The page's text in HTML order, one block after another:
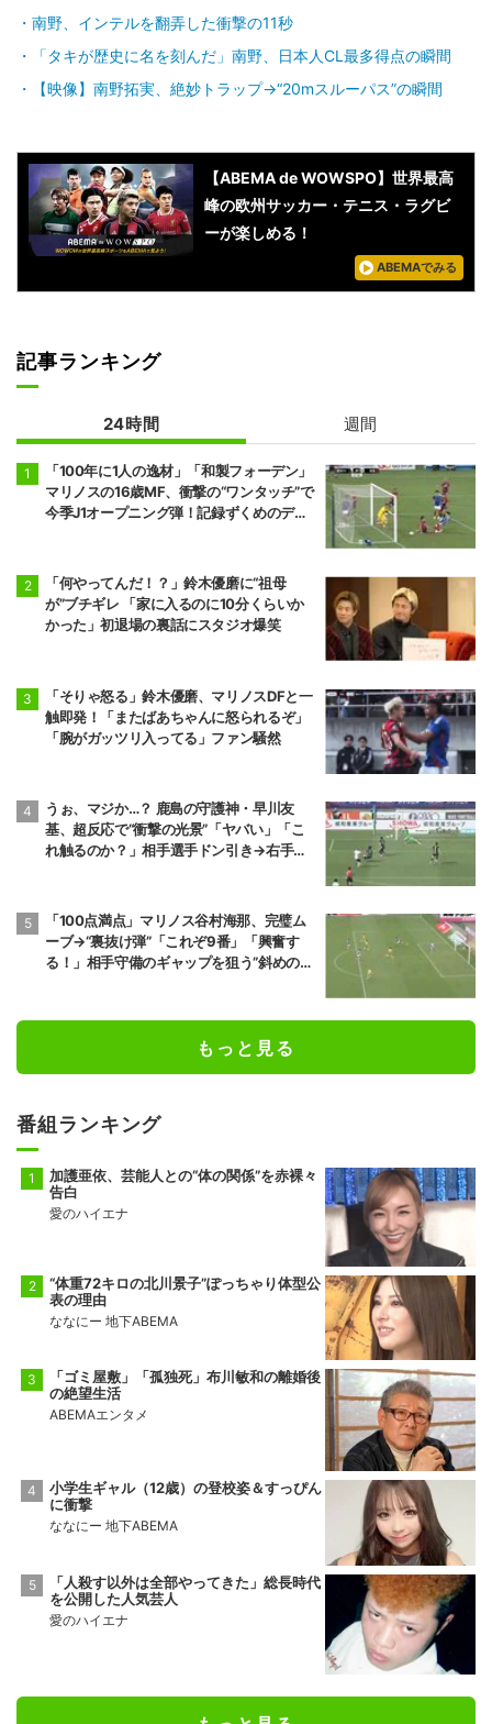
南野、インテルを翻弄した衝撃の11秒
「タキが歴史に名を刻んだ」南野、日本人CL最多得点の瞬間
【映像】南野拓実、絶妙トラップ→“20mスルーパス”の瞬間
【ABEMA de WOWSPO】世界最高
峰の欧州サッカー・テニス・ラグビ
ーが楽しめる！
ABEMAでみる
記事ランキング
24時間 週間
「100年に1人の逸材」「和製フォーデン」
マリノスの16歳MF、衝撃の“ワンタッチ”で
今季J1オープニング弾！記録ずくめのデビ
「何やってんだ！？」鈴木優磨に“祖母
が”ブチギレ 「家に入るのに10分くらいか
かった」初退場の裏話にスタジオ爆笑
「そりゃ怒る」鈴木優磨、マリノスDFと一
触即発！「またばあちゃんに怒られるぞ」
「腕がガッツリ入ってる」ファン騒然
うぉ、マジか…？ 鹿島の守護神・早川友
基、超反応で“衝撃の光景”「ヤバい」「こ
れ触るのか？」相手選手ドン引き→右手一
「100点満点」マリノス谷村海那、完璧ム
ーブ→“裏抜け弾”「これぞ9番」「興奮す
る！」相手守備のギャップを狙う”斜めの抜
もっと見る
番組ランキング
加護亜依、芸能人との“体の関係”を赤裸々
告白
愛のハイエナ
“体重72キロの北川景子”ぽっちゃり体型公
表の理由
ななにー 地下ABEMA
「ゴミ屋敷」「孤独死」布川敏和の離婚後
の絶望生活
ABEMAエンタメ
小学生ギャル（12歳）の登校姿＆すっぴん
に衝撃
ななにー 地下ABEMA
「人殺す以外は全部やってきた」総長時代
を公開した人気芸人
愛のハイエナ